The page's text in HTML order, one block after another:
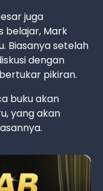
juga
belajar, Mark
Biasanya setelah
dengan
pikiran.
buku akan
yang akan